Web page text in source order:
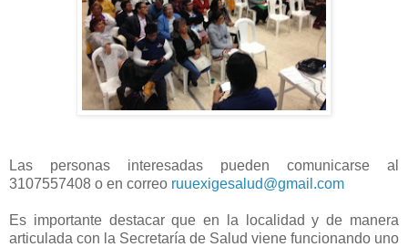
Las personas interesadas pueden comunicarse al
3107557408 o en correo ruuexigesalud@gmail.com
Es importante destacar que en la localidad y de manera
articulada con la Secretaría de Salud viene funcionando uno